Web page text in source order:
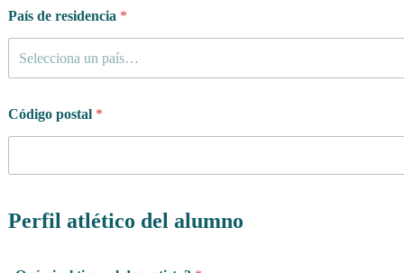
r
i
¿
u
País de residencia *
Selecciona un país…
Código postal *
Perfil atlético del alumno